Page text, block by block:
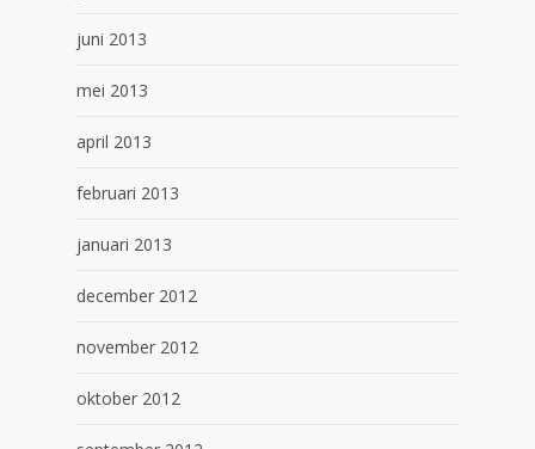
juni 2013
mei 2013
april 2013
februari 2013
januari 2013
december 2012
november 2012
oktober 2012